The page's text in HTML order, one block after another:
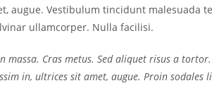
augue. Vestibulum tincidunt malesuada
ullamcorper. Nulla facilisi.
massa. Cras metus. Sed aliquet risus a
in, ultrices sit amet, augue. Proin sodales